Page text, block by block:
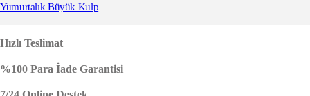
Yumurtalık Büyük Kulp
Hızlı Teslimat
%100 Para İade Garantisi